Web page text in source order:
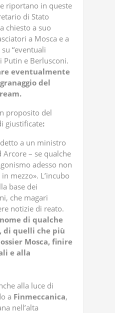
riportano in queste
di Stato
chiesto a suo
a Mosca e a
“eventuali
Putin e Berlusconi.
eventualmente
del
proposito del
giustificate:
a un ministro
Arcore – se qualche
adesso non
mezzo». L’incubo
base dei
che magari
notizie di reato.
di qualche
di quelli che più
Mosca, finire
e alla
alla luce di
a Finmeccanica,
nell’alta